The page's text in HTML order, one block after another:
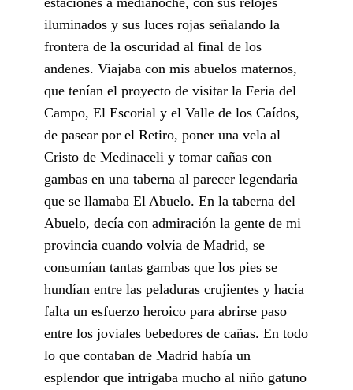
iluminados y sus luces rojas señalando la
frontera de la oscuridad al final de los
andenes. Viajaba con mis abuelos maternos,
que tenían el proyecto de visitar la Feria del
Campo, El Escorial y el Valle de los Caídos,
de pasear por el Retiro, poner una vela al
Cristo de Medinaceli y tomar cañas con
gambas en una taberna al parecer legendaria
que se llamaba El Abuelo. En la taberna del
Abuelo, decía con admiración la gente de mi
provincia cuando volvía de Madrid, se
consumían tantas gambas que los pies se
hundían entre las peladuras crujientes y hacía
falta un esfuerzo heroico para abrirse paso
entre los joviales bebedores de cañas. En todo
lo que contaban de Madrid había un
esplendor que intrigaba mucho al niño gatuno